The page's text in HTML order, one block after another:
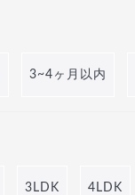
3~4ヶ月以内
3LDK 4LDK